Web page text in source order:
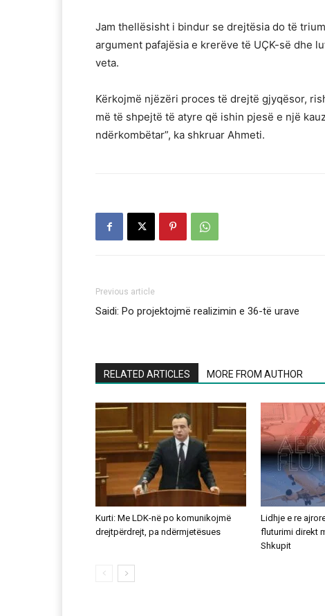
Jam thellësisht i bindur se drejtësia do të
argument pafajësia e krerëve të UÇK-së dhe
veta.
Kërkojmë njëzëri proces të drejtë gjyqësor,
më të shpejtë të atyre që ishin pjesë e një
ndërkombëtar”, ka shkruar Ahmeti.
Previous article
Saidi: Po projektojmë realizimin e 36-të urave
RELATED ARTICLES MORE FROM AUTHOR
Kurti: Me LDK-në po komunikojmë
drejtpërdrejt, pa ndërmjetësues
Lidhje e re
fluturimi direkt
Shkupit